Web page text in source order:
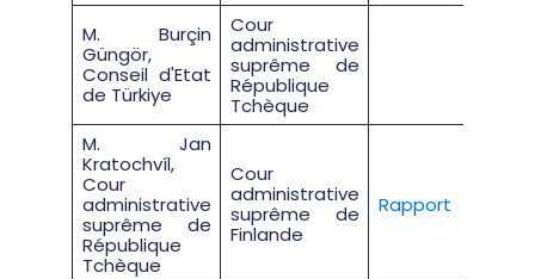
M. Burçin
Güngör,
Conseil d'Etat
de Türkiye
Cour
administrative
suprême de
République
Tchèque
M. Jan
Kratochvíl,
Cour
administrative
suprême de
République
Tchèque
Cour
administrative
suprême de
Finlande
Rapport